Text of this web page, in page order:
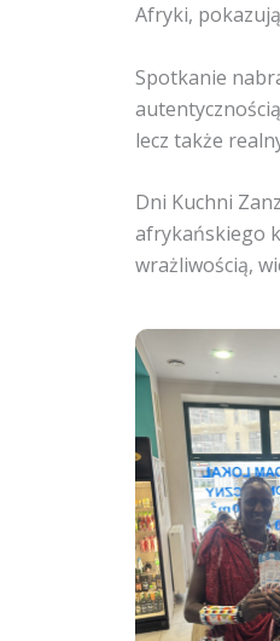
Afryki,
Spotkanie
lecz także
Dni Kuchni
afrykańskiego
wrażliwością,